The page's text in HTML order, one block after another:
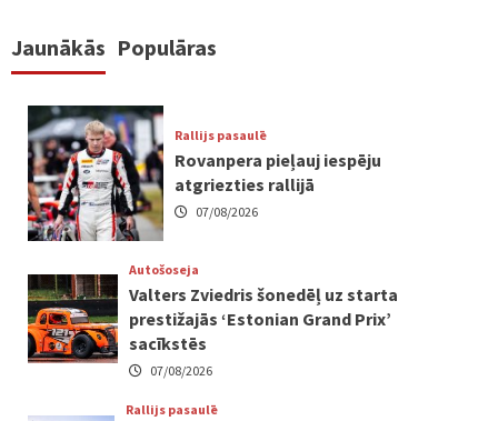
Jaunākās Populāras
Rallijs pasaulē
Rovanpera pieļauj iespēju
atgriezties rallijā
07/08/2026
Autošoseja
Valters Zviedris šonedēļ uz starta
prestižajās ‘Estonian Grand Prix’
sacīkstēs
07/08/2026
Rallijs pasaulē